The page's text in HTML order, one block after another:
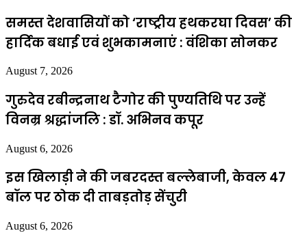
समस्त देशवासियों को ‘राष्ट्रीय हथकरघा दिवस’ की
हार्दिक बधाई एवं शुभकामनाएं : वंशिका सोनकर
August 7, 2026
गुरुदेव रबीन्द्रनाथ टैगोर की पुण्यतिथि पर उन्हें
विनम्र श्रद्धांजलि : डॉ. अभिनव कपूर
August 6, 2026
इस खिलाड़ी ने की जबरदस्त बल्लेबाजी, केवल 47
बॉल पर ठोक दी ताबड़तोड़ सेंचुरी
August 6, 2026